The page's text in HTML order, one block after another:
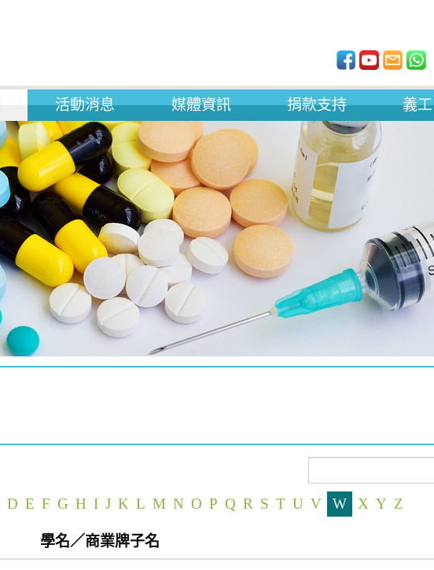
活動消息 媒體資訊 捐款支持 義工
D E F G H I J K L M N O P Q R S T U V W X Y Z
學名／商業牌子名